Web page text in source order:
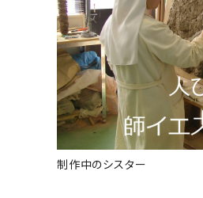
制作中のシスター